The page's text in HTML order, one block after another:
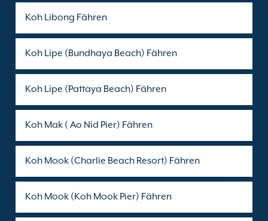
Koh Libong Fähren
Koh Lipe (Bundhaya Beach) Fähren
Koh Lipe (Pattaya Beach) Fähren
Koh Mak ( Ao Nid Pier) Fähren
Koh Mook (Charlie Beach Resort) Fähren
Koh Mook (Koh Mook Pier) Fähren